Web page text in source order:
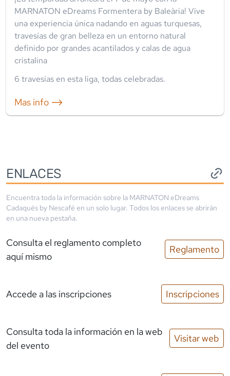
MARNATON eDreams Formentera by Baleària! Vive
una experiencia única nadando en aguas turquesas,
travesías de gran belleza en un entorno natural
definido por grandes acantilados y calas de agua
cristalina
6 travesías en esta liga, todas celebradas.
Mas info ⟶
ENLACES
Encuentra toda la información sobre la MARNATON eDreams
Cadaqués by Nescafé en un solo lugar. Todos los enlaces se abrirán
en una nueva pestaña.
Consulta el reglamento completo
aquí mismo
Reglamento
Accede a las inscripciones Inscripciones
Consulta toda la información en la web
del evento
Visitar web